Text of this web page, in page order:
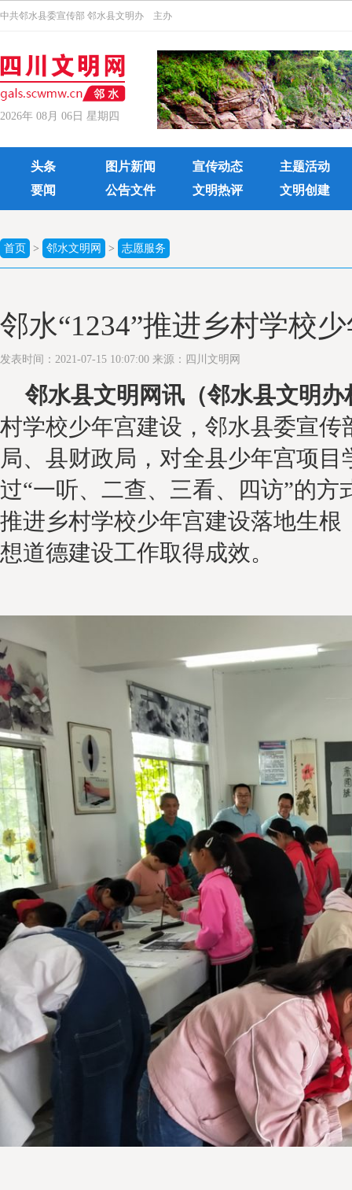
中共邻水县委宣传部 邻水县文明办 主办
2026年 08月 06日 星期四
头条 图片新闻 宣传动态
主题活动
要闻
公告文件 文明热评 文明创建
首页 > 邻水文明网 > 志愿服务
邻水“1234”推进乡村学校
发表时间：2021-07-15 10:07:00 来源：四川文明网
邻水县文明网讯（邻水县文明办
村学校少年宫建设，邻水县委宣传
局、县财政局，对全县少年宫项
过“一听、二查、三看、四访”的方
推进乡村学校少年宫建设落地生根
想道德建设工作取得成效。